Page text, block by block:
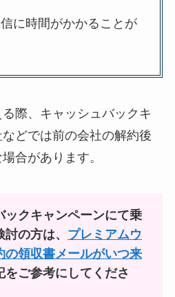
に時間がかかることが
際、キャッシュバックキ
どでは前の会社の解約後
合があります。
ックキャンペーンにて乗
の方は、 プレミアムウ
の領収書メールがいつ来
をご参考にしてくださ